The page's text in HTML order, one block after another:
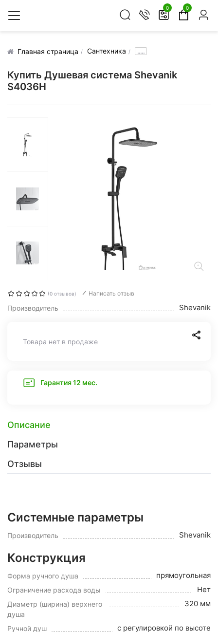
0 0
Главная страница Сантехника .....
Купить Душевая система Shevanik
S4036H
(0 отзывов) Написать отзыв
Производитель Shevanik
Товара нет в продаже
Гарантия 12 мес.
Описание
Параметры
Отзывы
Системные параметры
Производитель Shevanik
Конструкция
Форма ручного душа прямоугольная
Ограничение расхода воды Нет
Диаметр (ширина) верхнего
душа
320 мм
Ручной душ c регулировкой по высоте